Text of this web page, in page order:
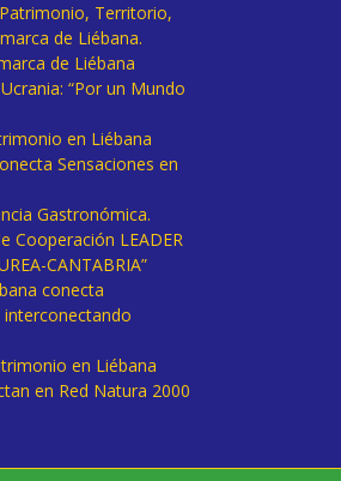
Territorio,
de Liébana.
de Liébana
“Por un Mundo
en Liébana
Sensaciones en
Gastronómica.
Cooperación LEADER
CANTABRIA”
conecta
interconectando
en Liébana
en Red Natura 2000